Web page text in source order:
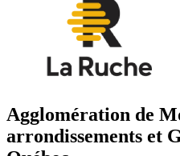
Agglomération de
arrondissements et